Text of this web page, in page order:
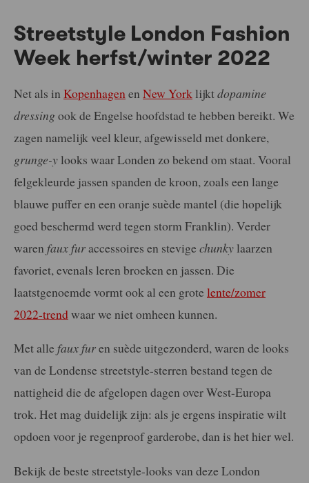
Streetstyle London Fashion
Week herfst/winter 2022
Net als in Kopenhagen en New York lijktdopamine
dressing ook de Engelse hoofdstad te hebben bereikt. We
zagen namelijk veel kleur, afgewisseld met donkere,
grunge-y looks waar Londen zo bekend om staat. Vooral
felgekleurde jassen spanden de kroon, zoals een lange
blauwe puffer en een oranje suède mantel (die hopelijk
goed beschermd werd tegen storm Franklin). Verder
waren faux furaccessoires en stevige chunky laarzen
favoriet, evenals leren broeken en jassen. Die
laatstgenoemde vormt ook al een grote lente/zomer
2022-trendwaar we niet omheen kunnen.
Met alle faux furen suède uitgezonderd, waren de looks
van de Londense streetstyle-sterren bestand tegen de
nattigheid die de afgelopen dagen over West-Europa
trok. Het mag duidelijk zijn: als je ergens inspiratie wilt
opdoen voor je regenproof garderobe, dan is het hier wel.
Bekijk de beste streetstyle-looks van deze London